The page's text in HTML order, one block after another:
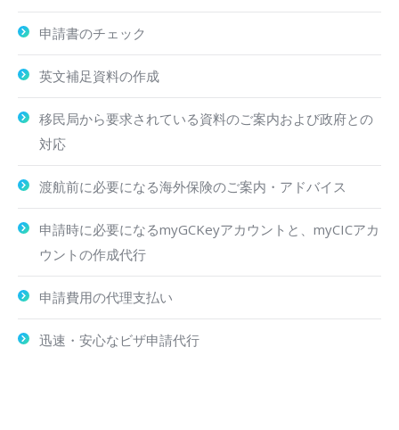
申請書のチェック
英文補足資料の作成
移民局から要求されている資料のご案内および政府との
対応
渡航前に必要になる海外保険のご案内・アドバイス
申請時に必要になるmyGCKeyアカウントと、myCICアカ
ウントの作成代行
申請費用の代理支払い
迅速・安心なビザ申請代行